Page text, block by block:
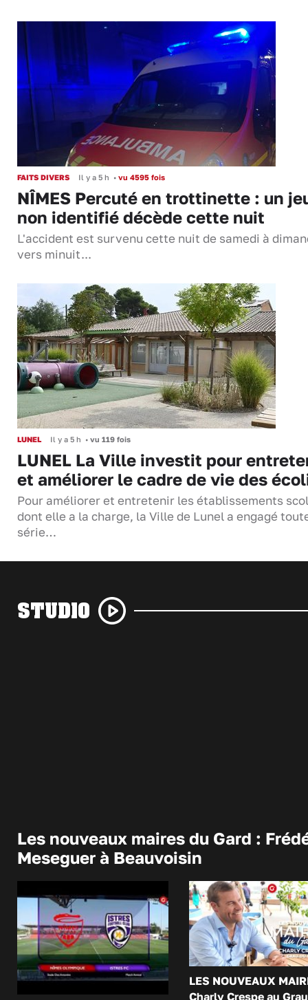
FAITS DIVERS Il y a 5 h • vu 4595 fois
NÎMES Percuté en trottinette : un
non identifié décède cette nuit
L'accident est survenu cette nuit de samedi à
vers minuit...
LUNEL Il y a 5 h • vu 119 fois
LUNEL La Ville investit pour
et améliorer le cadre de vie des
Pour améliorer et entretenir les établissements
dont elle a la charge, la Ville de Lunel a engagé
série…
STUDIO
Les nouveaux maires du Gard :
Meseguer à Beauvoisin
LES NOUVEAUX
Charly Crespe au